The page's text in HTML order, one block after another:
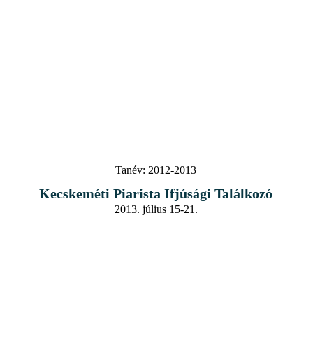
Tanév: 2012-2013
Kecskeméti Piarista Ifjúsági Találkozó
2013. július 15-21.